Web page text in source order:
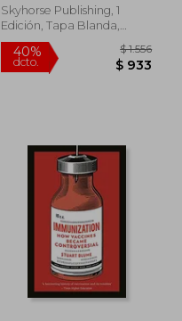
Inglés)
Skyhorse Publishing, 1
Edición, Tapa Blanda,
Nuevo